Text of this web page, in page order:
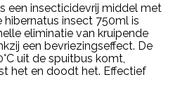
een insecticidevrij middel met
insect 750ml is
eliminatie van kruipende
een bevriezingseffect. De
uit de spuitbus komt,
het en doodt het. Effectief